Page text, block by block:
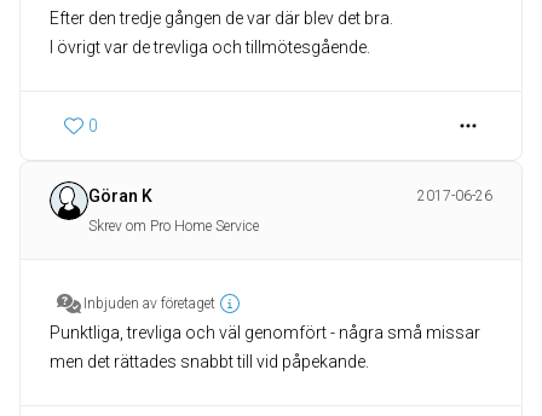
Efter den tredje gången de var där blev det bra.
I övrigt var de trevliga och tillmötesgående.
0
Göran K
2017-06-26
Skrev om Pro Home Service
Inbjuden av företaget
Punktliga, trevliga och väl genomfört - några små missar
men det rättades snabbt till vid påpekande.